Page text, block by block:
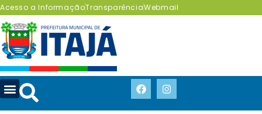
Acesso a InformaçãoTransparênciaWebmail